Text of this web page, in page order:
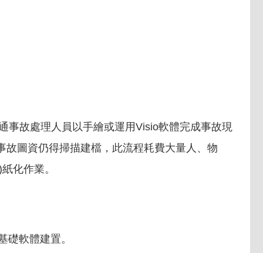
事故處理人員以手繪或運用Visio軟體完成事故現
圖資仍得掃描建檔，此流程耗費大量人、物
化作業。
軟體建置。